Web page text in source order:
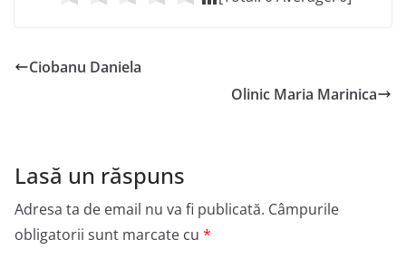
Ciobanu Daniela
Olinic Maria Marinica
Lasă un răspuns
Adresa ta de email nu va fi publicată. Câmpurile
obligatorii sunt marcate cu *